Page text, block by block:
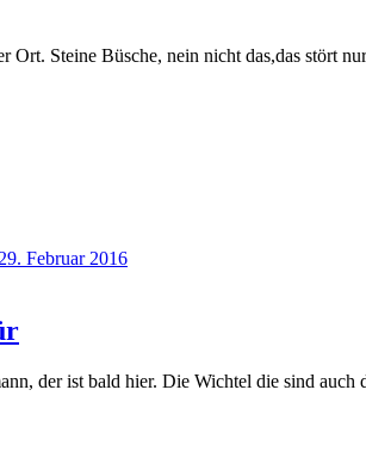
Ort. Steine Büsche, nein nicht das,das stört
29. Februar 2016
der ist bald hier. Die Wichtel die sind